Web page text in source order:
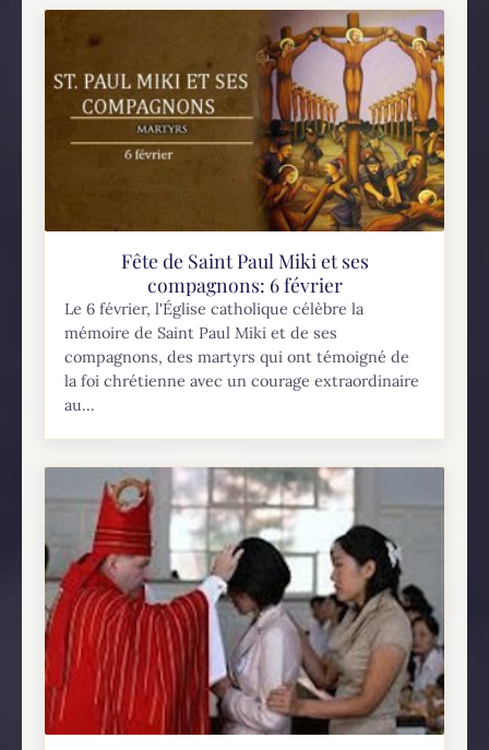
Fête de Saint Paul Miki et ses
compagnons: 6 février
Le 6 février, l'Église catholique célèbre la
mémoire de Saint Paul Miki et de ses
compagnons, des martyrs qui ont témoigné de
la foi chrétienne avec un courage extraordinaire
au...